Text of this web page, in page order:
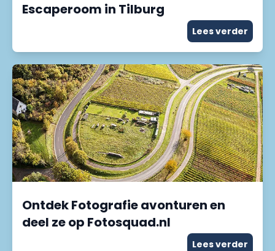
Escaperoom in Tilburg
Lees verder
Ontdek Fotografie avonturen en
deel ze op Fotosquad.nl
Lees verder